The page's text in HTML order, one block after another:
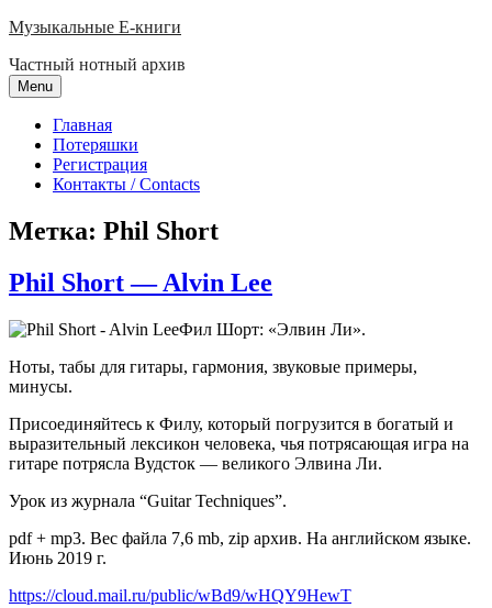
Skip
content
Музыкальные E-книги
Частный нотный архив
Menu
Главная
Потеряшки
Регистрация
Контакты / Contacts
Метка: Phil Short
Phil Short — Alvin Lee
Фил Шорт: «Элвин Ли».
Ноты, табы для гитары, гармония, звуковые примеры,
минусы.
Присоединяйтесь к Филу, который погрузится в богатый и
выразительный лексикон человека, чья потрясающая игра на
гитаре потрясла Вудсток — великого Элвина Ли.
Урок из журнала “Guitar Techniques”.
pdf + mp3. Вес файла 7,6 mb, zip архив. На английском языке.
Июнь 2019 г.
https://cloud.mail.ru/public/wBd9/wHQY9HewT